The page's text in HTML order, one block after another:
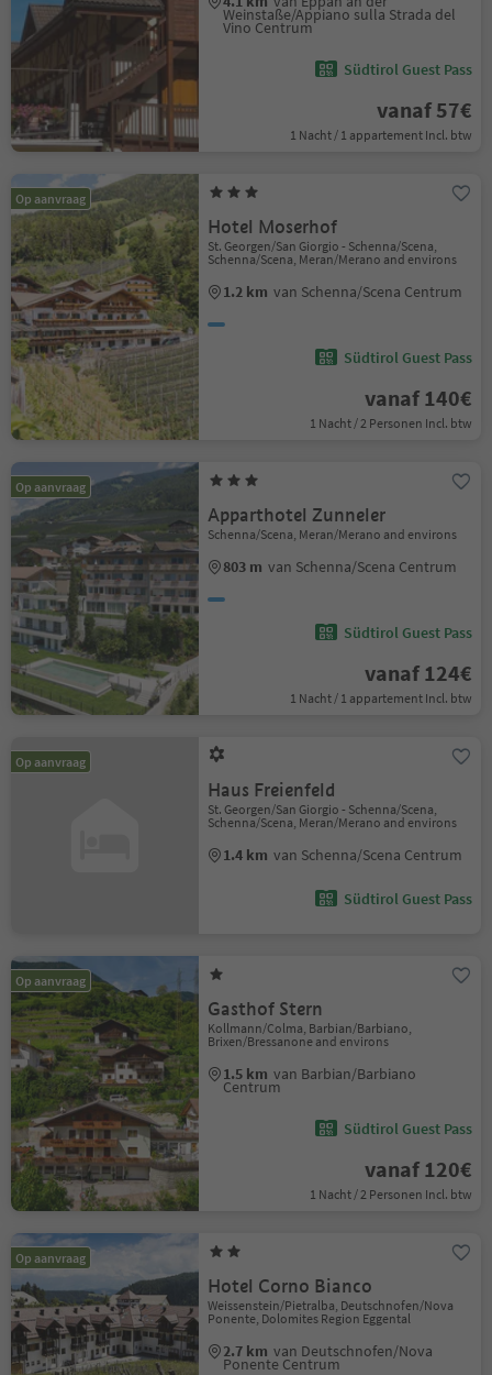
Weinstaße/Appiano sulla Strada del
Vino Centrum
Südtirol Guest Pass
vanaf 57€
1 Nacht / 1 appartement Incl. btw
Op aanvraag
Hotel Moserhof
St. Georgen/San Giorgio - Schenna/Scena,
Schenna/Scena, Meran/Merano and environs
1.2 km van Schenna/Scena Centrum
Südtirol Guest Pass
vanaf 140€
1 Nacht / 2 Personen Incl. btw
Op aanvraag
Apparthotel Zunneler
Schenna/Scena, Meran/Merano and environs
803 m van Schenna/Scena Centrum
Südtirol Guest Pass
vanaf 124€
1 Nacht / 1 appartement Incl. btw
Op aanvraag
Haus Freienfeld
St. Georgen/San Giorgio - Schenna/Scena,
Schenna/Scena, Meran/Merano and environs
1.4 km van Schenna/Scena Centrum
Südtirol Guest Pass
Op aanvraag
Gasthof Stern
Kollmann/Colma, Barbian/Barbiano,
Brixen/Bressanone and environs
1.5 km van Barbian/Barbiano
Centrum
Südtirol Guest Pass
vanaf 120€
1 Nacht / 2 Personen Incl. btw
Op aanvraag
Hotel Corno Bianco
Weissenstein/Pietralba, Deutschnofen/Nova
Ponente, Dolomites Region Eggental
2.7 km van Deutschnofen/Nova
Ponente Centrum